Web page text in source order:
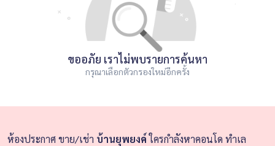
ขออภัย เราไม่พบรายการค้นหา
กรุณาเลือกตัวกรองใหม่อีกครั้ง
ห้องประกาศ ขาย/เช่า บ้านยุพยงค์ใครกำลังหาคอนโด ทำเล